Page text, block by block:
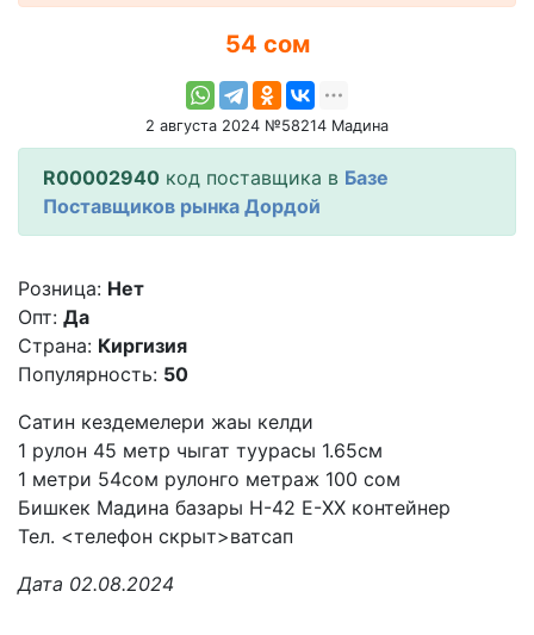
54 сом
2 августа 2024 №58214 Мадина
R00002940 код поставщика в Базе
Поставщиков рынка Дордой
Розница: Нет
Опт: Да
Страна: Киргизия
Популярность: 50
Сатин кездемелери жаы келди
1 рулон 45 метр чыгат туурасы 1.65см
1 метри 54сом рулонго метраж 100 сом
Бишкек Мадина базары Н-42 Е-XX контейнер
Тел. <телефон скрыт>ватсап
Дата 02.08.2024